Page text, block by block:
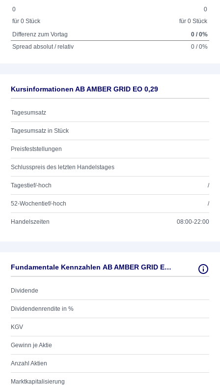
0
für 0 Stück
0
für 0 Stück
Differenz zum Vortag
0 / 0%
Spread absolut / relativ
0 / 0%
Kursinformationen AB AMBER GRID EO 0,29
Tagesumsatz
Tagesumsatz in Stück
Preisfeststellungen
Schlusspreis des letzten Handelstages
Tagestief/-hoch /
52-Wochentief/-hoch /
Handelszeiten 08:00-22:00
Fundamentale Kennzahlen AB AMBER GRID EO 0,29
Dividende
Dividendenrendite in %
KGV
Gewinn je Aktie
Anzahl Aktien
Marktkapitalisierung